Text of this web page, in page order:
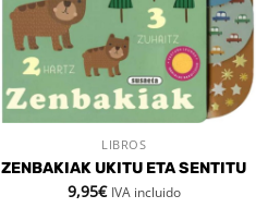
VISTA RÁPIDA
LIBROS
ZENBAKIAK UKITU ETA SENTITU
9,95€ IVA incluido